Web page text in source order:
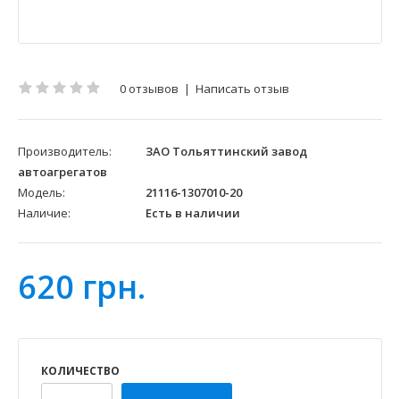
0 отзывов | Написать отзыв
Производитель:
ЗАО Тольяттинский завод
автоагрегатов
Модель:
21116-1307010-20
Наличие:
Есть в наличии
620 грн.
КОЛИЧЕСТВО